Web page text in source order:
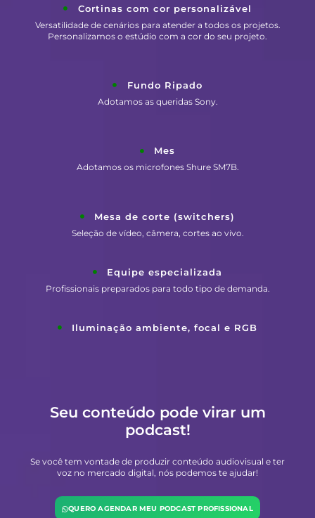
Cortinas com cor personalizável
Versatilidade de cenários para atender a todos os projetos.
Personalizamos o estúdio com a cor do seu projeto.
Fundo Ripado
Adotamos as queridas Sony.
Mes
Adotamos os microfones Shure SM7B.
Mesa de corte (switchers)
Seleção de vídeo, câmera, cortes ao vivo.
Equipe especializada
Profissionais preparados para todo tipo de demanda.
Iluminação ambiente, focal e RGB
Seu conteúdo pode virar um
podcast!
Se você tem vontade de produzir conteúdo audiovisual e ter
voz no mercado digital, nós podemos te ajudar!
QUERO AGENDAR MEU PODCAST PROFISSIONAL